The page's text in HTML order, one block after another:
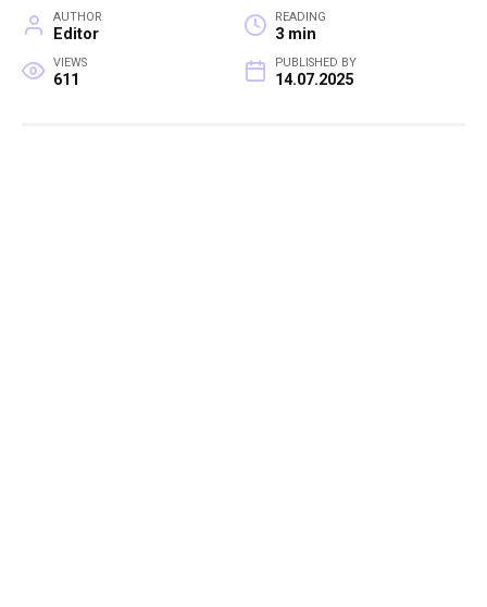
AUTHOR
Editor
READING
3 min
VIEWS
611
PUBLISHED BY
14.07.2025